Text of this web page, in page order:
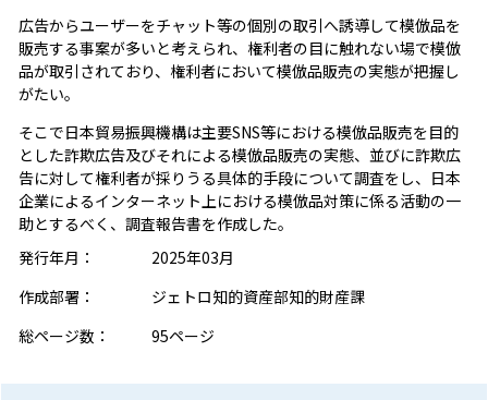
広告からユーザーをチャット等の個別の取引へ誘導して模倣品を
販売する事案が多いと考えられ、権利者の目に触れない場で模倣
品が取引されており、権利者において模倣品販売の実態が把握し
がたい。
そこで日本貿易振興機構は主要SNS等における模倣品販売を目的
とした詐欺広告及びそれによる模倣品販売の実態、並びに詐欺広
告に対して権利者が採りうる具体的手段について調査をし、日本
企業によるインターネット上における模倣品対策に係る活動の一
助とするべく、調査報告書を作成した。
発行年月：
2025年03月
作成部署：
ジェトロ知的資産部知的財産課
総ページ数：
95ページ